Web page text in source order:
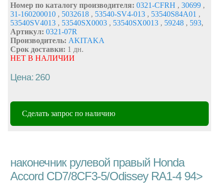
Номер по каталогу производителя: 0321-CFRH , 30699 ,
31-160200010 , 5032618 , 53540-SV4-013 , 53540S84A01 ,
53540SV4013 , 53540SX0003 , 53540SX0013 , 59248 , 593,
Артикул: 0321-07R
Производитель: AKITAKA
Срок доставки: 1 дн.
НЕТ В НАЛИЧИИ
Цена: 260
Сделать запрос по наличию
наконечник рулевой правый Honda
Accord CD7/8CF3-5/Odissey RA1-4 94>